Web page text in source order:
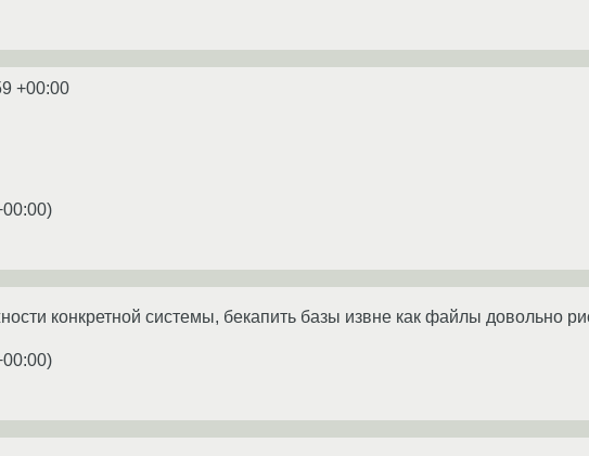
+00:00
)
конкретной системы, бекапить базы извне как файлы довольно
)